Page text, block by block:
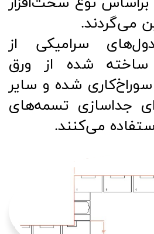
می‌گردند.
سرامیکی از
ساخته شده از ورق
شده و سایر
جداسازی تسمه‌های
می‌کنند.​​​​​​​